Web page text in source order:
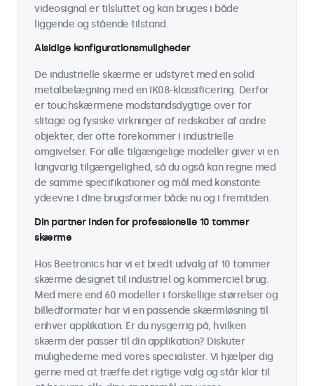
videosignal er tilsluttet og kan bruges i både
liggende og stående tilstand.
Alsidige konfigurationsmuligheder
De industrielle skærme er udstyret med en solid
metalbelægning med en IK08-klassificering. Derfor
er touchskærmene modstandsdygtige over for
slitage og fysiske virkninger af redskaber af andre
objekter, der ofte forekommer i industrielle
omgivelser. For alle tilgængelige modeller giver vi en
langvarig tilgængelighed, så du også kan regne med
de samme specifikationer og mål med konstante
ydeevne i dine brugsformer både nu og i fremtiden.
Din partner inden for professionelle 10 tommer
skærme
Hos Beetronics har vi et bredt udvalg af 10 tommer
skærme designet til industriel og kommerciel brug.
Med mere end 60 modeller i forskellige størrelser og
billedformater har vi en passende skærmløsning til
enhver applikation. Er du nysgerrig på, hvilken
skærm der passer til din applikation? Diskuter
mulighederne med vores specialister. Vi hjælper dig
gerne med at træffe det rigtige valg og står klar til